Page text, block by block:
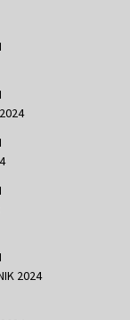
2024